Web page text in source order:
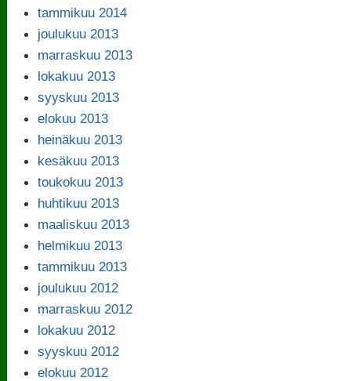
tammikuu 2014
joulukuu 2013
marraskuu 2013
lokakuu 2013
syyskuu 2013
elokuu 2013
heinäkuu 2013
kesäkuu 2013
toukokuu 2013
huhtikuu 2013
maaliskuu 2013
helmikuu 2013
tammikuu 2013
joulukuu 2012
marraskuu 2012
lokakuu 2012
syyskuu 2012
elokuu 2012